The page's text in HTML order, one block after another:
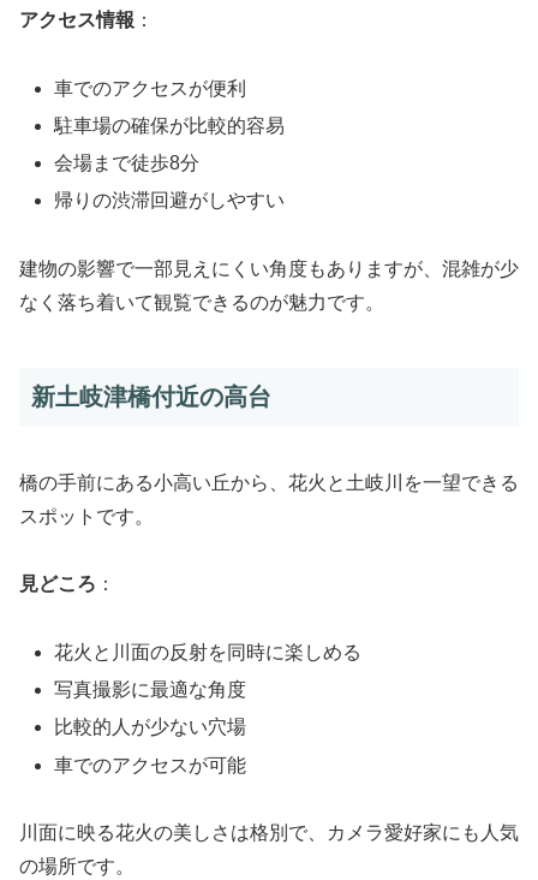
アクセス情報 ：
車でのアクセスが便利
駐車場の確保が比較的容易
会場まで徒歩8分
帰りの渋滞回避がしやすい
建物の影響で一部見えにくい角度もありますが、混雑が少
なく落ち着いて観覧できるのが魅力です。
新土岐津橋付近の高台
橋の手前にある小高い丘から、花火と土岐川を一望できる
スポットです。
見どころ ：
花火と川面の反射を同時に楽しめる
写真撮影に最適な角度
比較的人が少ない穴場
車でのアクセスが可能
川面に映る花火の美しさは格別で、カメラ愛好家にも人気
の場所です。